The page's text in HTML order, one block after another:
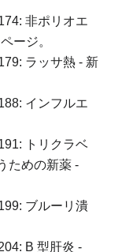
非ポリオエ
ージ。
ラッサ熱 - 新
インフルエ
トリクラベ
ための新薬 -
ブルーリ潰
B 型肝炎 -